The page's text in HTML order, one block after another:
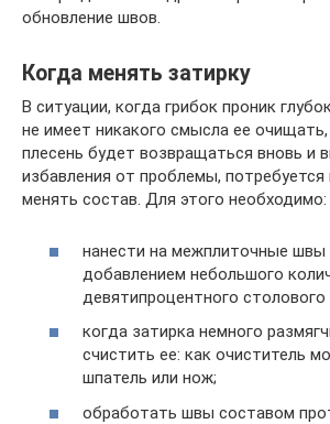
обновление швов.
Когда менять затирку
В ситуации, когда грибок проник
не имеет никакого смысла ее
плесень будет возвращаться вновь и
избавления от проблемы,
менять состав. Для этого необходимо:
нанести на межплиточные швы
добавлением небольшого
девятипроцентного столового
когда затирка немного
счистить ее: как очиститель
шпатель или нож;
обработать швы составом